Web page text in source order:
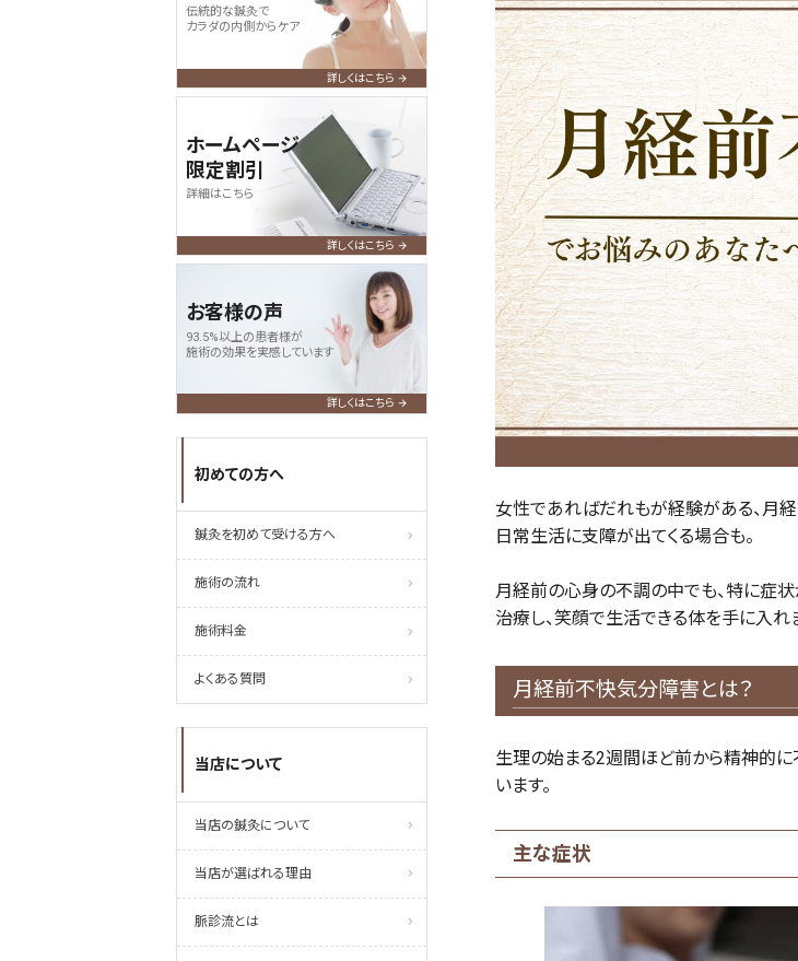
女性であればだれもが経験がある、月経
日常生活に支障が出てくる場合も。
月経前の心身の不調の中でも、特に症
治療し、笑顔で生活できる体を手に入れま
月経前不快気分障害とは？
生理の始まる2週間ほど前から精神的
います。
主な症状
伝統的な鍼灸で
カラダの内側からケア
詳しくはこちら
ホームページ
限定割引
詳細はこちら
詳しくはこちら
お客様の声
93.5%以上の患者様が
施術の効果を実感しています
詳しくはこちら
初めての方へ
鍼灸を初めて受ける方へ
施術の流れ
施術料金
よくある質問
当店について
当店の鍼灸について
当店が選ばれる理由
脈診流とは